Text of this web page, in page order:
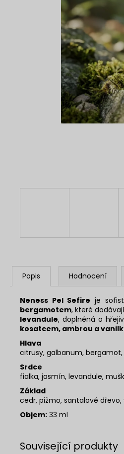
Popis Hodnocení
Neness Pel Sefire je
bergamotem, které
levandule, doplněná o
kosatcem, ambrou a
Hlava
citrusy, galbanum,
Srdce
fialka, jasmín, levandule,
Základ
cedr, pižmo, santalové dřevo,
Objem: 33 ml
SOL DE VERANO
MIST
299 Kč